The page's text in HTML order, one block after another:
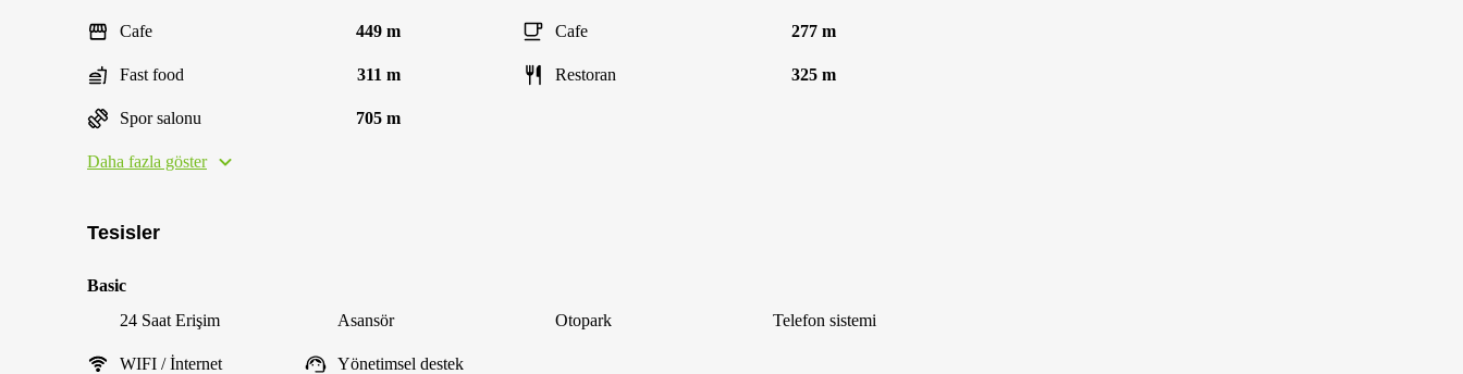
Cafe 449 m Cafe 277 m
Fast food 311 m Restoran 325 m
Spor salonu 705 m
Daha fazla göster
Tesisler
Basic
24 Saat Erişim
Asansör Otopark Telefon sistemi
WIFI / İnternet Yönetimsel destek